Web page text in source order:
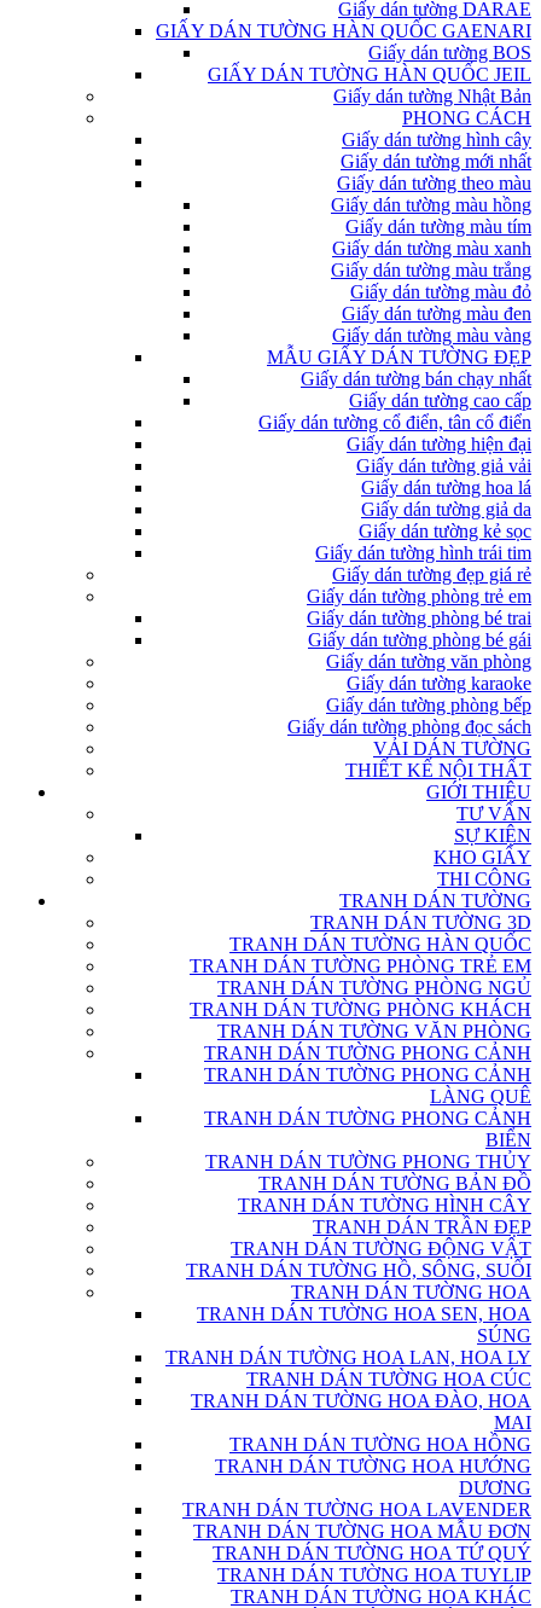
Giấy dán tường DARAE
GIẤY DÁN TƯỜNG HÀN QUỐC GAENARI
Giấy dán tường BOS
GIẤY DÁN TƯỜNG HÀN QUỐC JEIL
Giấy dán tường Nhật Bản
PHONG CÁCH
Giấy dán tường hình cây
Giấy dán tường mới nhất
Giấy dán tường theo màu
Giấy dán tường màu hồng
Giấy dán tường màu tím
Giấy dán tường màu xanh
Giấy dán tường màu trắng
Giấy dán tường màu đỏ
Giấy dán tường màu đen
Giấy dán tường màu vàng
MẪU GIẤY DÁN TƯỜNG ĐẸP
Giấy dán tường bán chạy nhất
Giấy dán tường cao cấp
Giấy dán tường cổ điển, tân cổ điển
Giấy dán tường hiện đại
Giấy dán tường giả vải
Giấy dán tường hoa lá
Giấy dán tường giả da
Giấy dán tường kẻ sọc
Giấy dán tường hình trái tim
Giấy dán tường đẹp giá rẻ
Giấy dán tường phòng trẻ em
Giấy dán tường phòng bé trai
Giấy dán tường phòng bé gái
Giấy dán tường văn phòng
Giấy dán tường karaoke
Giấy dán tường phòng bếp
Giấy dán tường phòng đọc sách
VẢI DÁN TƯỜNG
THIẾT KẾ NỘI THẤT
GIỚI THIỆU
TƯ VẤN
SỰ KIỆN
KHO GIẤY
THI CÔNG
TRANH DÁN TƯỜNG
TRANH DÁN TƯỜNG 3D
TRANH DÁN TƯỜNG HÀN QUỐC
TRANH DÁN TƯỜNG PHÒNG TRẺ EM
TRANH DÁN TƯỜNG PHÒNG NGỦ
TRANH DÁN TƯỜNG PHÒNG KHÁCH
TRANH DÁN TƯỜNG VĂN PHÒNG
TRANH DÁN TƯỜNG PHONG CẢNH
TRANH DÁN TƯỜNG PHONG CẢNH
LÀNG QUÊ
TRANH DÁN TƯỜNG PHONG CẢNH
BIỂN
TRANH DÁN TƯỜNG PHONG THỦY
TRANH DÁN TƯỜNG BẢN ĐỒ
TRANH DÁN TƯỜNG HÌNH CÂY
TRANH DÁN TRẦN ĐẸP
TRANH DÁN TƯỜNG ĐỘNG VẬT
TRANH DÁN TƯỜNG HỒ, SÔNG, SUỐI
TRANH DÁN TƯỜNG HOA
TRANH DÁN TƯỜNG HOA SEN, HOA
SÚNG
TRANH DÁN TƯỜNG HOA LAN, HOA LY
TRANH DÁN TƯỜNG HOA CÚC
TRANH DÁN TƯỜNG HOA ĐÀO, HOA
MAI
TRANH DÁN TƯỜNG HOA HỒNG
TRANH DÁN TƯỜNG HOA HƯỚNG
DƯƠNG
TRANH DÁN TƯỜNG HOA LAVENDER
TRANH DÁN TƯỜNG HOA MẪU ĐƠN
TRANH DÁN TƯỜNG HOA TỨ QUÝ
TRANH DÁN TƯỜNG HOA TUYLIP
TRANH DÁN TƯỜNG HOA KHÁC